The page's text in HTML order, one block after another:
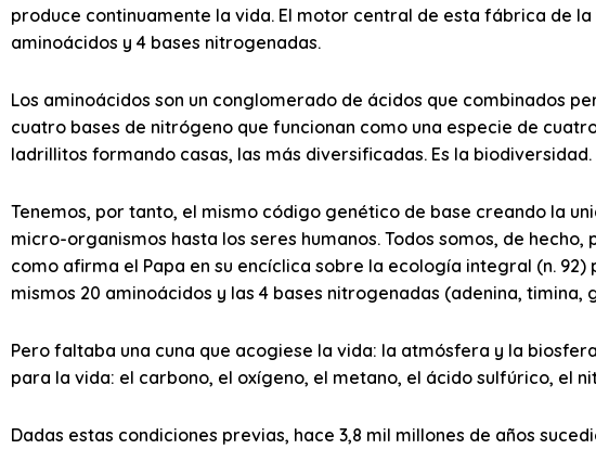
produce continuamente la vida. El motor central de esta fábrica de
aminoácidos y 4 bases nitrogenadas.
Los aminoácidos son un conglomerado de ácidos que combinados
cuatro bases de nitrógeno que funcionan como una especie de
ladrillitos formando casas, las más diversificadas. Es la biodiversidad.
Tenemos, por tanto, el mismo código genético de base creando la
micro-organismos hasta los seres humanos. Todos somos, de
como afirma el Papa en su encíclica sobre la ecología integral (n.
mismos 20 aminoácidos y las 4 bases nitrogenadas (adenina, timina,
Pero faltaba una cuna que acogiese la vida: la atmósfera y la
para la vida: el carbono, el oxígeno, el metano, el ácido sulfúrico, el
Dadas estas condiciones previas, hace 3,8 mil millones de años